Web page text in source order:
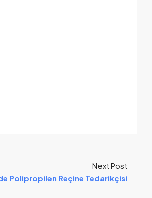
Next Post
Polipropilen Reçine Tedarikçisi